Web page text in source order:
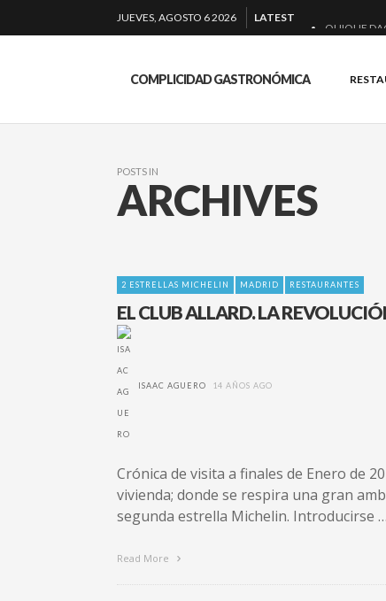
JUEVES, AGOSTO 6 2026
LATEST
QUIQUE
BAKKO:
COMPLICIDAD GASTRONÓMICA
POSTS IN
ARCHIVES
2 ESTRELLAS MICHELIN MADRID RESTAURANTES
EL CLUB ALLARD. LA
ISAAC AGUERO 14 AÑOS AGO
Crónica de visita a finales de Enero de
vivienda; donde se respira una gran
segunda estrella Michelin. Introducirse …
Read More